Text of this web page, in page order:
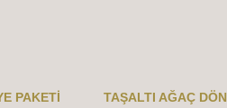
PAKETİ TAŞALTI AĞAÇ